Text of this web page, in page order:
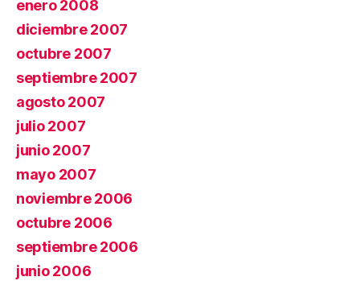
enero 2008
diciembre 2007
octubre 2007
septiembre 2007
agosto 2007
julio 2007
junio 2007
mayo 2007
noviembre 2006
octubre 2006
septiembre 2006
junio 2006